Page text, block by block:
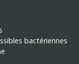
bactériennes